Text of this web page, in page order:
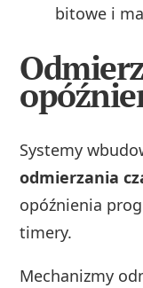
bitowe i
Systemy
odmierzania
opóźnienia
timery.
Mechanizmy